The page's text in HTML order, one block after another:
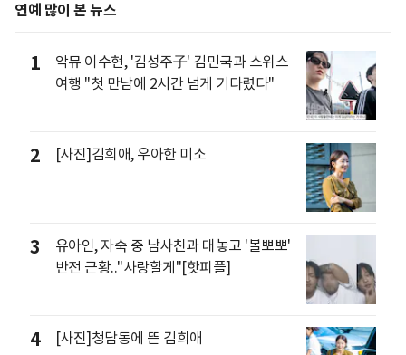
연예 많이 본 뉴스
1
악뮤 이수현, '김성주子' 김민국과 스위스
여행 "첫 만남에 2시간 넘게 기다렸다"
2 [사진]김희애, 우아한 미소
3
유아인, 자숙 중 남사친과 대놓고 '볼뽀뽀'
반전 근황.."사랑할게"[핫피플]
4 [사진]청담동에 뜬 김희애